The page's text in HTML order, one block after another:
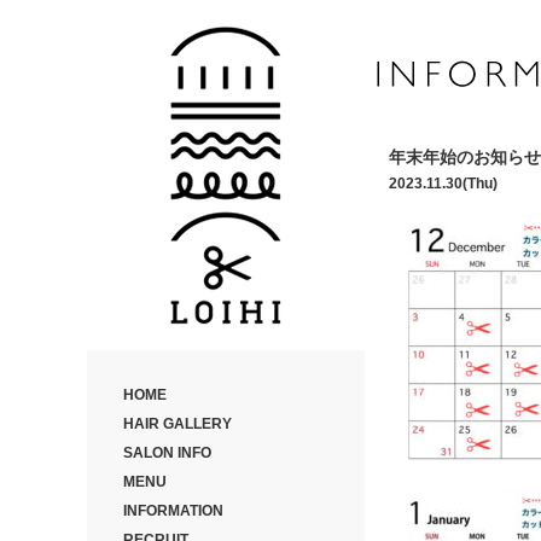
HOME
HAIR GALLERY
SALON INFO
MENU
INFORMATION
年末年始のお知らせ
2023.11.30(Thu)